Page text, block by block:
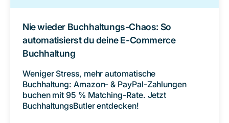
Nie wieder Buchhaltungs-Chaos: So
automatisierst du deine E-Commerce
Buchhaltung
Weniger Stress, mehr automatische
Buchhaltung: Amazon- & PayPal-Zahlungen
buchen mit 95 % Matching-Rate. Jetzt
BuchhaltungsButler entdecken!